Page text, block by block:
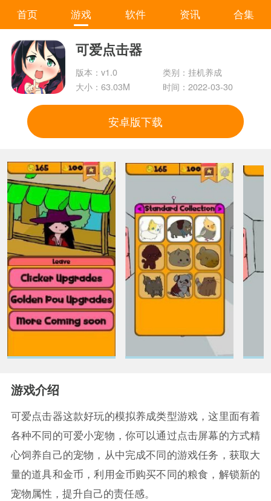
首页 游戏 软件 资讯 合集
可爱点击器
版本：v1.0
类别：挂机养成
大小：63.03M
时间：2022-03-30
安卓版下载
游戏介绍
可爱点击器这款好玩的模拟养成类型游戏，这里面有着
各种不同的可爱小宠物，你可以通过点击屏幕的方式精
心饲养自己的宠物，从中完成不同的游戏任务，获取大
量的道具和金币，利用金币购买不同的粮食，解锁新的
宠物属性，提升自己的责任感。